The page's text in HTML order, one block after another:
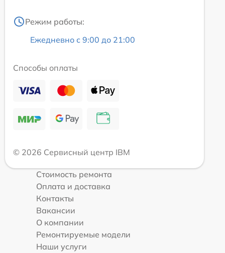
Режим работы:
Ежедневно с 9:00 до 21:00
Способы оплаты
© 2026 Сервисный центр IBM
Стоимость ремонта
Оплата и доставка
Контакты
Вакансии
О компании
Ремонтируемые модели
Наши услуги